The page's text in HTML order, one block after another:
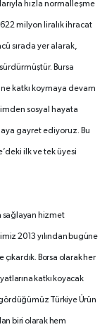
hızla normalleşme
622 milyon liralık ihracat
sırada yer alarak,
Bursa
katkı koymaya devam
sosyal hayata
gayret ediyoruz. Bu
ilk ve tek üyesi
sağlayan hizmet
2013 yılından bugüne
Borsa olarak her
katkı koyacak
Türkiye Ürün
biri olarak hem